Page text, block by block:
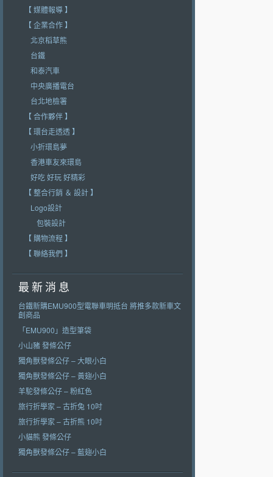
【 媒體報導 】
【 企業合作 】
北京稻草熊
台鐵
和泰汽車
中央廣播電台
台北地檢署
【 合作夥伴 】
【 環台走透透 】
小折環島夢
香港車友來環島
好吃 好玩 好精彩
【 整合行銷 ＆ 設計 】
Logo設計
包裝設計
【 購物流程 】
【 聯絡我們 】
最 新 消 息
台鐵新購EMU900型電聯車明抵台 將推多款新車文
創商品
「EMU900」造型筆袋
小山豬 發條公仔
獨角獸發條公仔 – 大眼小白
獨角獸發條公仔 – 黃翅小白
羊駝發條公仔 – 粉紅色
旅行折學家 – 古折兔 10吋
旅行折學家 – 古折熊 10吋
小貓熊 發條公仔
獨角獸發條公仔 – 藍翅小白